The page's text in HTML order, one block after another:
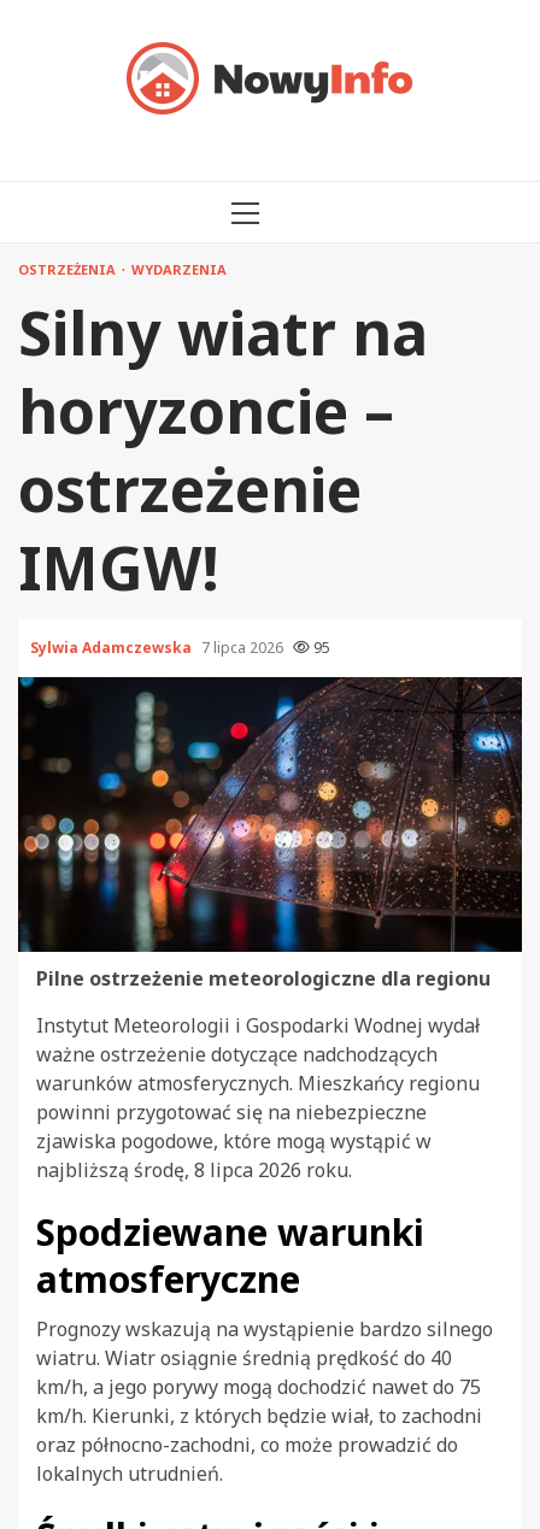
MENU
OSTRZEŻENIA WYDARZENIA
Silny wiatr na
horyzoncie –
ostrzeżenie
IMGW!
Sylwia Adamczewska 7 lipca 2026 95
Pilne ostrzeżenie meteorologiczne dla regionu
Instytut Meteorologii i Gospodarki Wodnej wydał
ważne ostrzeżenie dotyczące nadchodzących
warunków atmosferycznych. Mieszkańcy regionu
powinni przygotować się na niebezpieczne
zjawiska pogodowe, które mogą wystąpić w
najbliższą środę, 8 lipca 2026 roku.
Spodziewane warunki
atmosferyczne
Prognozy wskazują na wystąpienie bardzo silnego
wiatru. Wiatr osiągnie średnią prędkość do 40
km/h, a jego porywy mogą dochodzić nawet do 75
km/h. Kierunki, z których będzie wiał, to zachodni
oraz północno-zachodni, co może prowadzić do
lokalnych utrudnień.